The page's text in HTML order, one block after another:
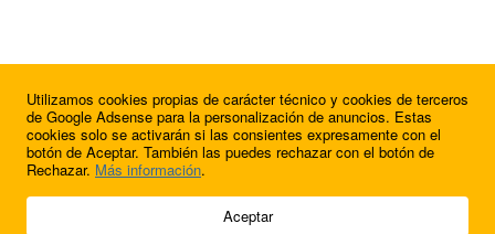
© 2009 - 2026 Soluciones Corporativas IP, SL.
Utilizamos cookies propias de carácter técnico y cookies de terceros
de Google Adsense para la personalización de anuncios. Estas
cookies solo se activarán si las consientes expresamente con el
botón de Aceptar. También las puedes rechazar con el botón de
Rechazar. Más información.
Aceptar